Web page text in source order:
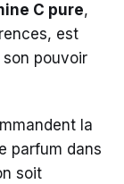
C pure,
est
pouvoir
la
parfum dans
soit